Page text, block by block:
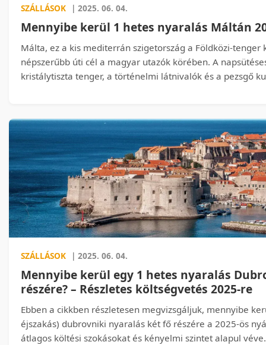
SZÁLLÁSOK | 2025. 06. 04.
Mennyibe kerül 1 hetes nyaralás Máltán
Málta, ez a kis mediterrán szigetország a Földközi-tenger
népszerűbb úti cél a magyar utazók körében. A
kristálytiszta tenger, a történelmi látnivalók és a pezsgő
kiváló választás lehet azok számára, akik szeretnének
szeretnének sokat utazni a szigeten belül. De vajon
fő számára egy kellemes, 7 éjszakás nyaralás során?
költségvetést készítettünk a 2025-ös nyári szezon
figyelembe véve az utazás, szállás, étkezés, programok,
közlekedés és egyéb kiadások költségeit.
SZÁLLÁSOK | 2025. 06. 04.
Mennyibe kerül egy 1 hetes nyaralás
részére? – Részletes költségvetés 2025-re
Ebben a cikkben részletesen megvizsgáljuk, mennyibe
éjszakás) dubrovniki nyaralás két fő részére a 2025-ös
átlagos költési szokásokat és kényelmi szintet alapul